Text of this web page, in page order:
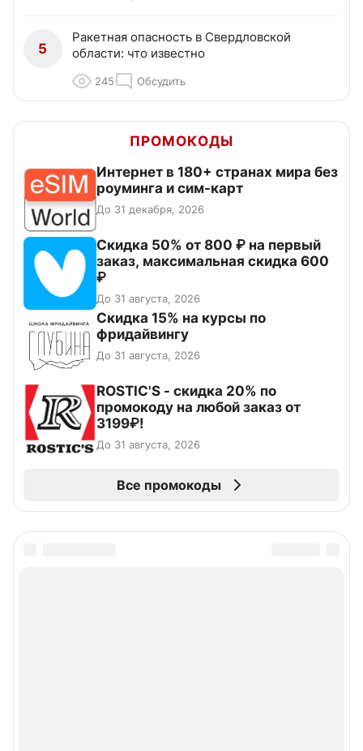
5
Ракетная опасность в Свердловской
области: что известно
245 Обсудить
ПРОМОКОДЫ
Интернет в 180+ странах мира без
роуминга и сим-карт
До 31 декабря, 2026
Скидка 50% от 800 ₽ на первый
заказ, максимальная скидка 600
₽
До 31 августа, 2026
Скидка 15% на курсы по
фридайвингу
До 31 августа, 2026
ROSTIC'S - скидка 20% по
промокоду на любой заказ от
3199₽!
До 31 августа, 2026
Все промокоды